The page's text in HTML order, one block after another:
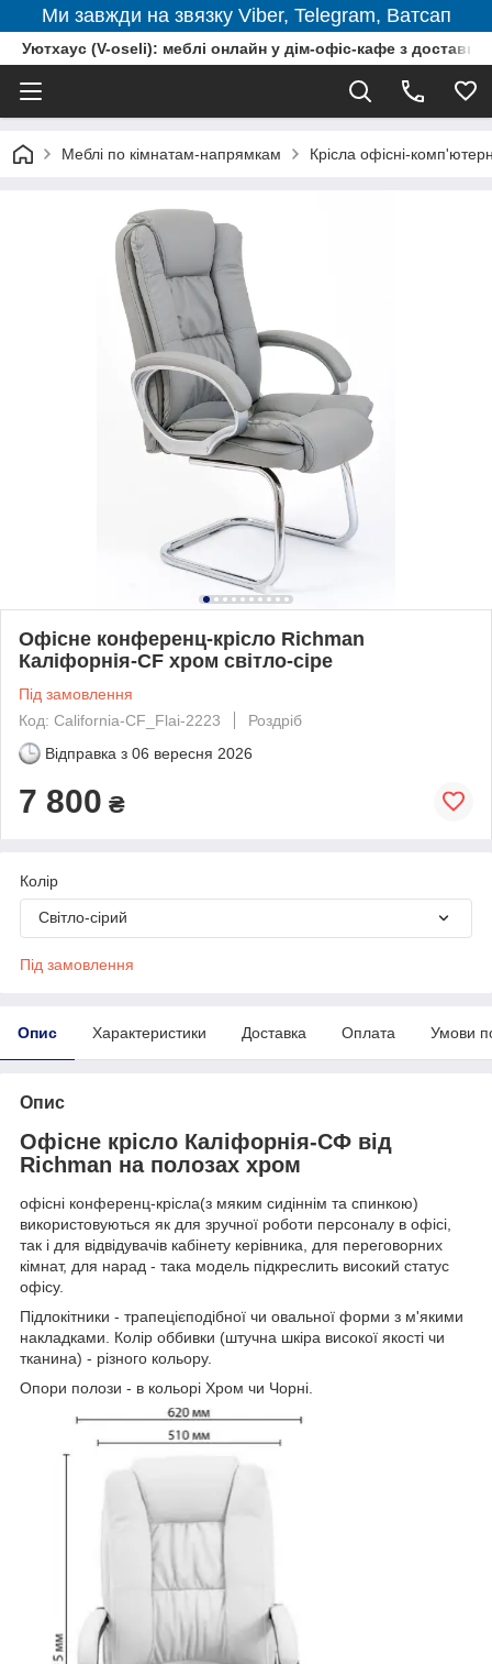
Ми завжди на звязку Viber, Telegram, Ватсап
Уютхаус (V-oseli): меблі онлайн у дім-офіс-кафе з
Меблі по кімнатам-напрямкам Крісла офісні-
Офісне конференц-крісло Richman
Каліфорнія-CF хром світло-сіре
Під замовлення
Код: California-CF_Flai-2223
Роздріб
Відправка з 06 вересня 2026
7 800 ₴
Колір
Світло-сірий
Під замовлення
Опис Характеристики Доставка Оплата Умови
Опис
Офісне крісло Каліфорнія-СФ від
Richman на полозах хром
офісні конференц-крісла(з мяким сидіннім та спинкою)
використовуються як для зручної роботи персоналу в офісі,
так і для відвідувачів кабінету керівника, для переговорних
кімнат, для нарад - така модель підкреслить високий статус
офісу.
Підлокітники - трапецієподібної чи овальної форми з м'якими
накладками. Колір оббивки (штучна шкіра високої якості чи
тканина) - різного кольору.
Опори полози - в кольорі Хром чи Чорні.